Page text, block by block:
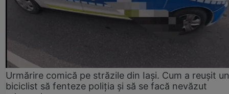
Urmărire comică pe străzile din Iași. Cum a reușit un
biciclist să fenteze poliția și să se facă nevăzut